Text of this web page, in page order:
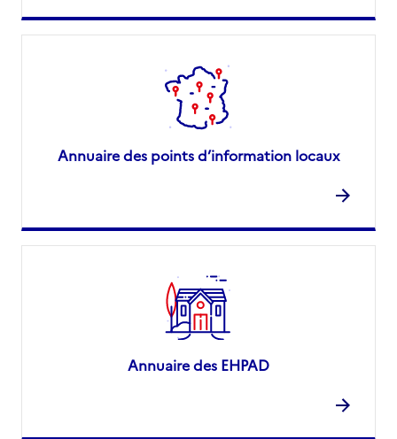
Annuaire des points d’information locaux
Annuaire des EHPAD